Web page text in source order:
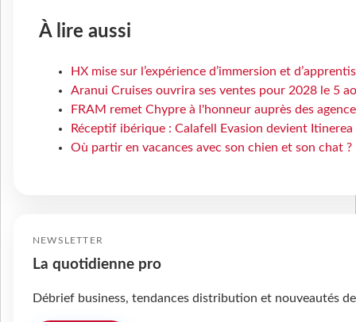
À lire aussi
HX mise sur l’expérience d’immersion et
Aranui Cruises ouvrira ses ventes pour 2028 le 5
FRAM remet Chypre à l'honneur auprès des
Réceptif ibérique : Calafell Evasion devient
Où partir en vacances avec son chien et son chat ?
NEWSLETTER
La quotidienne pro
Débrief business, tendances distribution et nouveautés